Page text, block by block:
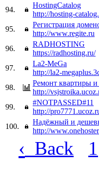
94.
HostingCatalog
http://hosting-
95.
Регистрация
http://www.regite.ru
96.
RADHOSTING
https://radhosting.ru/
97.
La2-MeGa
http://la2-
98.
Ремонт квартиры
http://
99.
#NOTPASSED#11
http://
100.
Надёжный и
http://
‹ Back 1